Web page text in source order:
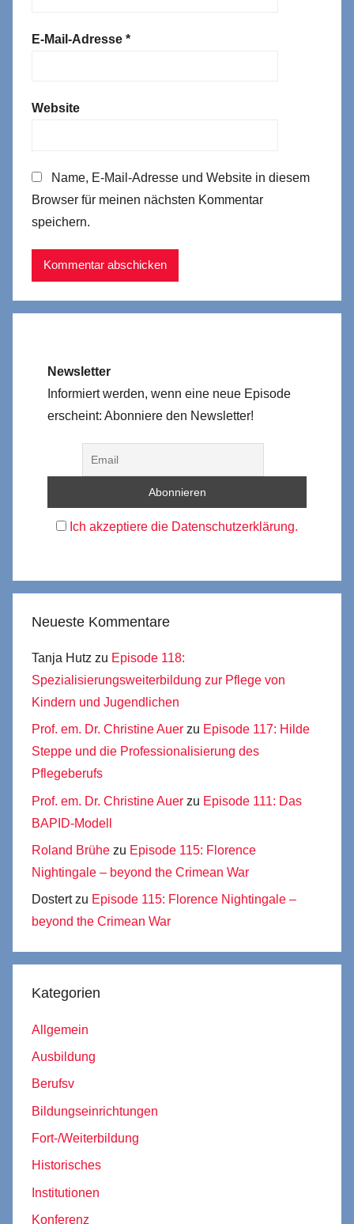
E-Mail-Adresse *
Website
Name, E-Mail-Adresse und Website in diesem
Browser für meinen nächsten Kommentar
speichern.
Newsletter
Informiert werden, wenn eine neue Episode
erscheint: Abonniere den Newsletter!
Ich akzeptiere die Datenschutzerklärung.
Neueste Kommentare
Tanja Hutz zu Episode 118:
Spezialisierungsweiterbildung zur Pflege von
Kindern und Jugendlichen
Prof. em. Dr. Christine Auer zu Episode 117: Hilde
Steppe und die Professionalisierung des
Pflegeberufs
Prof. em. Dr. Christine Auer zu Episode 111: Das
BAPID-Modell
Roland Brühe zu Episode 115: Florence
Nightingale – beyond the Crimean War
Dostertzu Episode 115: Florence Nightingale –
beyond the Crimean War
Kategorien
Allgemein
Ausbildung
Berufsv
Bildungseinrichtungen
Fort-/Weiterbildung
Historisches
Institutionen
Konferenz